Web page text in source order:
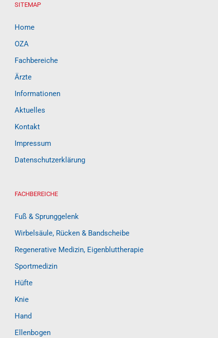
SITEMAP
Home
OZA
Fachbereiche
Ärzte
Informationen
Aktuelles
Kontakt
Impressum
Datenschutzerklärung
FACHBEREICHE
Fuß & Sprunggelenk
Wirbelsäule, Rücken & Bandscheibe
Regenerative Medizin, Eigenbluttherapie
Sportmedizin
Hüfte
Knie
Hand
Ellenbogen